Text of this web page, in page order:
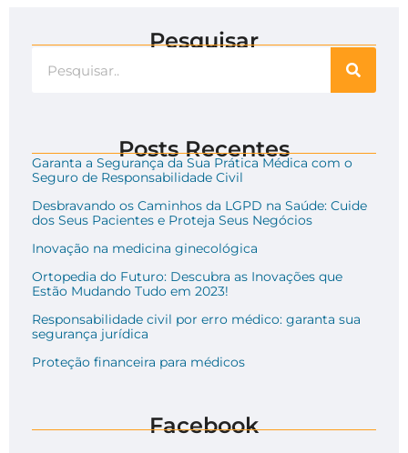
Pesquisar
Posts Recentes
Garanta a Segurança da Sua Prática Médica com o
Seguro de Responsabilidade Civil
Desbravando os Caminhos da LGPD na Saúde: Cuide
dos Seus Pacientes e Proteja Seus Negócios
Inovação na medicina ginecológica
Ortopedia do Futuro: Descubra as Inovações que
Estão Mudando Tudo em 2023!
Responsabilidade civil por erro médico: garanta sua
segurança jurídica
Proteção financeira para médicos
Facebook